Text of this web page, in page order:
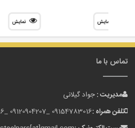
نمایش نمایش
تماس با ما
مدیریت :جواد گیلانی
تلفن همراه :09154783016 _
09120904207 _